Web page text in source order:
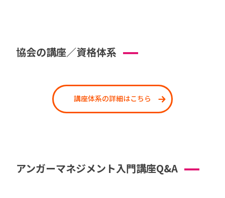
協会の講座／資格体系
講座体系の詳細はこちら
アンガーマネジメント入門講座Q&A